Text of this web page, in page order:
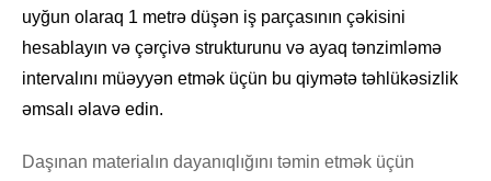
uyğun olaraq 1 metrə düşən iş parçasının çəkisini
hesablayın və çərçivə strukturunu və ayaq tənzimləmə
intervalını müəyyən etmək üçün bu qiymətə təhlükəsizlik
əmsalı əlavə edin.
Daşınan materialın dayanıqlığını təmin etmək üçün